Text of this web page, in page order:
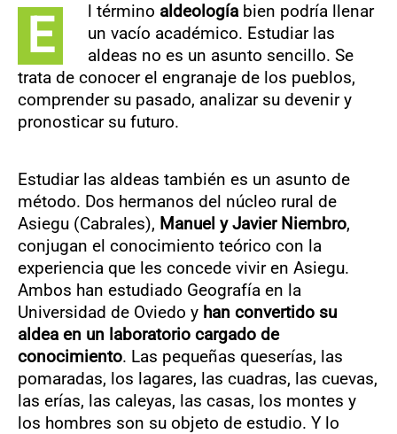
E l término aldeologíabien podría llenar
un vacío académico. Estudiar las
aldeas no es un asunto sencillo. Se
trata de conocer el engranaje de los pueblos,
comprender su pasado, analizar su devenir y
pronosticar su futuro.
Estudiar las aldeas también es un asunto de
método. Dos hermanos del núcleo rural de
Asiegu (Cabrales), Manuel y Javier Niembro,
conjugan el conocimiento teórico con la
experiencia que les concede vivir en Asiegu.
Ambos han estudiado Geografía en la
Universidad de Oviedo y han convertido su
aldea en un laboratorio cargado de
conocimiento. Las pequeñas queserías, las
pomaradas, los lagares, las cuadras, las cuevas,
las erías, las caleyas, las casas, los montes y
los hombres son su objeto de estudio. Y lo